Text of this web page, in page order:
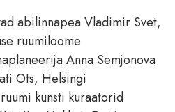
abilinnapea Vladimir Svet,
ruumiloome
Anna Semjonova
Ots, Helsingi
kunsti kuraatorid